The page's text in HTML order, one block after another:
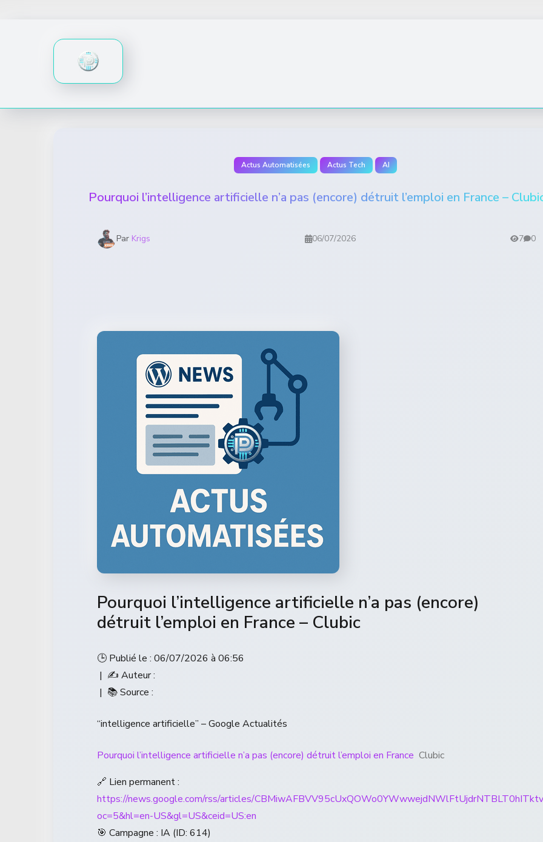
Actus Automatisées Actus Tech AI
Pourquoi l’intelligence artificielle n’a pas (encore) détruit l’emploi en France –
Par Krigs 06/07/2026 7 0
Pourquoi l’intelligence artificielle n’a pas (encore)
détruit l’emploi en France – Clubic
🕒 Publié le : 06/07/2026 à 06:56
| ✍️ Auteur :
| 📚 Source :
“intelligence artificielle” – Google Actualités
Pourquoi l’intelligence artificielle n’a pas (encore) détruit l’emploi en France Clubic
🔗 Lien permanent :
https://news.google.com/rss/articles/
oc=5&hl=en-US&gl=US&ceid=US:en
🎯 Campagne : IA (ID: 614)